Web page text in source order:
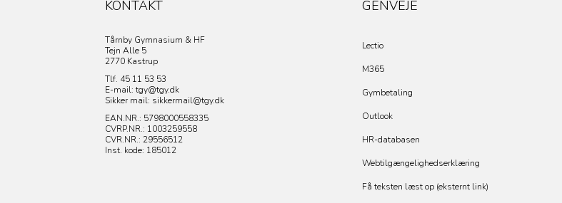
KONTAKT
Tårnby Gymnasium & HF
Tejn Alle 5
2770 Kastrup
Tlf. 45 11 53 53
E-mail: tgy@tgy.dk
Sikker mail: sikkermail@tgy.dk
EAN.NR.: 5798000558335
CVRP.NR.: 1003259558
CVR.NR.: 29556512
Inst. kode: 185012
GENVEJE
Lectio
M365
Gymbetaling
Outlook
HR-databasen
Webtilgængelighedserklæring
Få teksten læst op (eksternt link)